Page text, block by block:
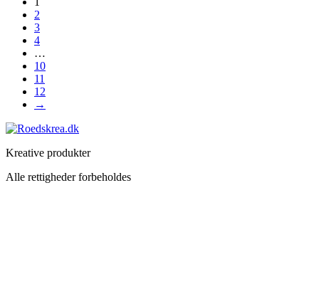
2
3
4
…
10
11
12
→
Kreative produkter
Alle rettigheder forbeholdes